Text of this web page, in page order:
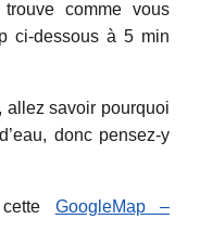
comme vous
ci-dessous à 5 min
allez savoir pourquoi
donc pensez-y
GoogleMap –